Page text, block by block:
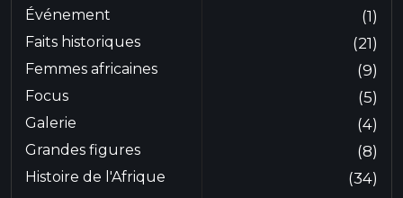
Événement (1)
Faits historiques (21)
Femmes africaines (9)
Focus (5)
Galerie (4)
Grandes figures (8)
Histoire de l'Afrique (34)